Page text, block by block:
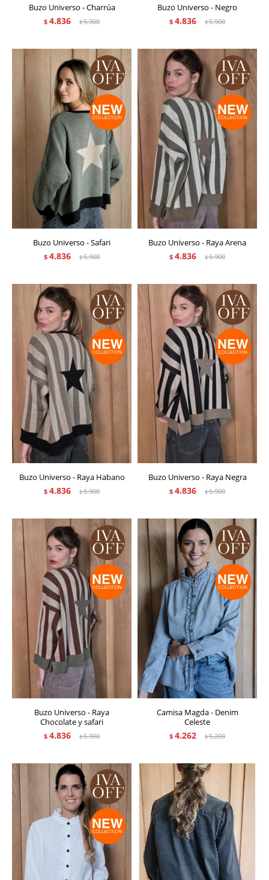
Buzo Universo - Charrúa
$ 4.836 $5.900
Buzo Universo - Negro
$ 4.836 $5.900
Buzo Universo - Safari
$ 4.836 $5.900
Buzo Universo - Raya Arena
$ 4.836 $5.900
Buzo Universo - Raya Habano
$ 4.836 $5.900
Buzo Universo - Raya Negra
$ 4.836 $5.900
Buzo Universo - Raya
Chocolate y safari
$ 4.836 $5.900
Camisa Magda - Denim
Celeste
$ 4.262 $5.200